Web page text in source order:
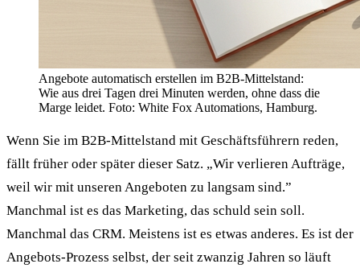
Angebote automatisch erstellen im B2B-Mittelstand:
Wie aus drei Tagen drei Minuten werden, ohne dass die
Marge leidet. Foto: White Fox Automations, Hamburg.
Wenn Sie im B2B-Mittelstand mit Geschäftsführern reden,
fällt früher oder später dieser Satz. „Wir verlieren Aufträge,
weil wir mit unseren Angeboten zu langsam sind.”
Manchmal ist es das Marketing, das schuld sein soll.
Manchmal das CRM. Meistens ist es etwas anderes. Es ist der
Angebots-Prozess selbst, der seit zwanzig Jahren so läuft